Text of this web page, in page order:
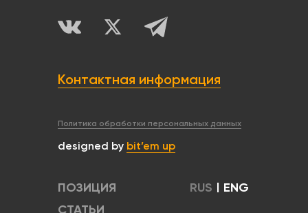
Контактная информация
Политика обработки персональных данных
designed by bit’em up
ПОЗИЦИЯ
СТАТЬИ
RUS | ENG